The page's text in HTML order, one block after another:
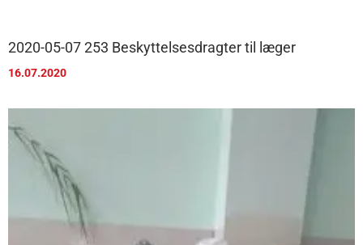
2020-05-07 253 Beskyttelsesdragter til læger
16.07.2020